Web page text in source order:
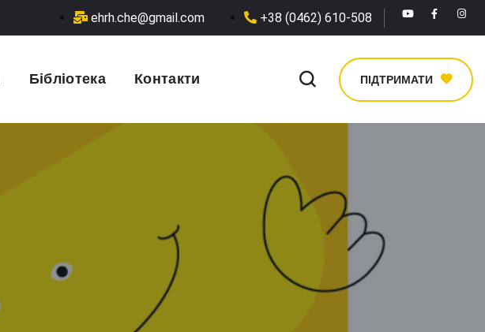
ehrh.che@gmail.com +38 (0462) 610-508
Бібліотека Контакти ПІДТРИМАТИ